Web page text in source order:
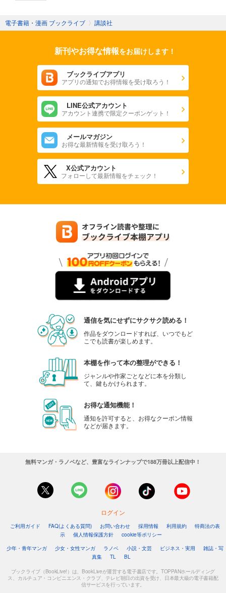
電子書籍・漫画 ブックライブ 〉 講談社
新刊やお得な情報をお届けします！
ブックライブアプリ
アプリの通知でお得情報を受け取ろう！
LINE公式アカウント
アカウント連携で限定クーポンゲット！
メールマガジン
お得な最新情報を受け取ろう！
X公式アカウント
フォローして最新情報をチェック！
通信を気にせずにサクサク読める！
作品をダウンロードすれば、いつでもど
こでも読書が楽しめます。
本棚を作って本の整理ができる！
ジャンルや作家ごとなどに本を分類し
て、鍵もかけられます。
お得な通知機能！
通知を許可すると、お得なクーポン情報
などが届きます。
無料マンガ・ラノベなど、豊富なラインナップで188万冊以上配信中！
ログイン
ご利用ガイド FAQ(よくある質問) お問い合わせ 採用情報 利用規約
特商法の表
示
個人情報保護方針
cookie等ポリシー
少年・青年マンガ
少女・女性マンガ ラノベ 小説・文芸 ビジネス・実用
雑誌・写
真集
TL BL
ブックライブ（BookLive!）は、BookLiveが運営する電子書店です。TOPPANホールディング
ス、カルチュア・コンビニエンス・クラブ、テレビ朝日の出資を受け、日本最大級の電子書籍配
信サービスを行っています。